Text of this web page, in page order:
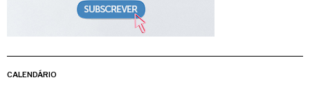
CALENDÁRIO